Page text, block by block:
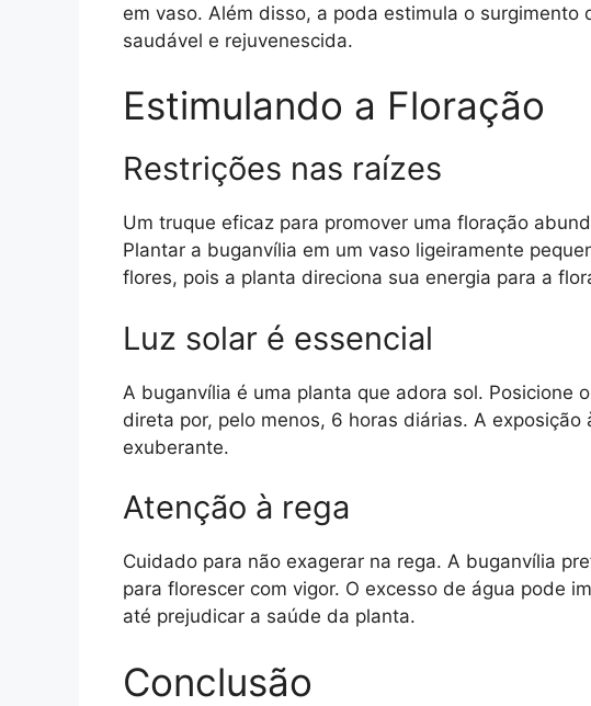
em vaso. Além disso, a poda estimula o surgimento
saudável e rejuvenescida.
Estimulando a Floração
Restrições nas raízes
Um truque eficaz para promover uma floração
Plantar a buganvília em um vaso ligeiramente
flores, pois a planta direciona sua energia para a
Luz solar é essencial
A buganvília é uma planta que adora sol. Posicione
direta por, pelo menos, 6 horas diárias. A
exuberante.
Atenção à rega
Cuidado para não exagerar na rega. A buganvília
para florescer com vigor. O excesso de água pode
até prejudicar a saúde da planta.
Conclusão